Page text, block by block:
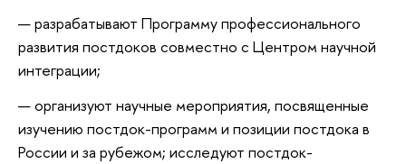
разрабатывают Программу профессионального
развития постдоков совместно с Центром научной
интеграции;
организуют научные мероприятия, посвященные
изучению постдок-программ и позиции постдока в
России и за рубежом; исследуют постдок-